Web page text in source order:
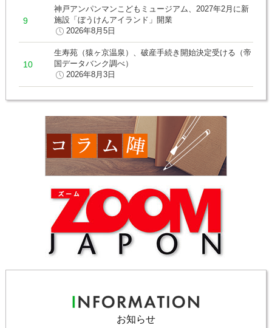
神戸アンパンマンこどもミュージアム、2027年2月に新
施設「ぼうけんアイランド」開業
2026年8月5日
生寿苑（猿ヶ京温泉）、破産手続き開始決定受ける（帝
国データバンク調べ）
2026年8月3日
お知らせ